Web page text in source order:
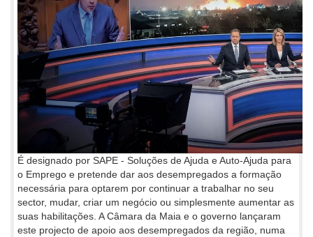
É designado por SAPE - Soluções de Ajuda e Auto-Ajuda para
o Emprego e pretende dar aos desempregados a formação
necessária para optarem por continuar a trabalhar no seu
sector, mudar, criar um negócio ou simplesmente aumentar as
suas habilitações. A Câmara da Maia e o governo lançaram
este projecto de apoio aos desempregados da região, numa